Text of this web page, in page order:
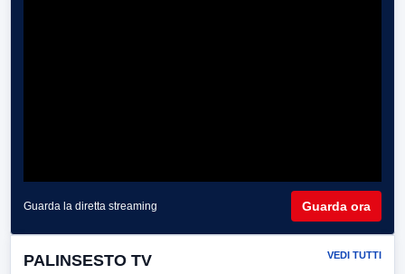
Guarda la diretta streaming Guarda ora
PALINSESTO TV VEDI TUTTI